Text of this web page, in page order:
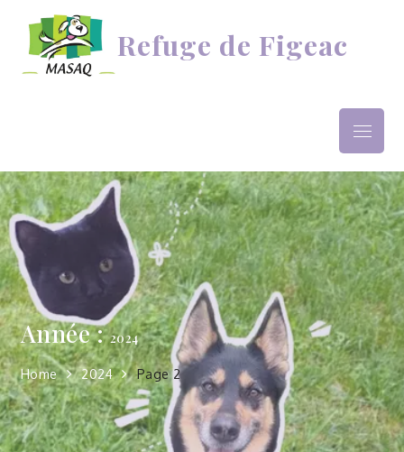
content
Refuge de Figeac
Menu
Année :2024
Home 2024 Page 2